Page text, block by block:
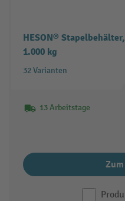
HESON®
1.000 kg
32 Varianten
13 Arbeitstage